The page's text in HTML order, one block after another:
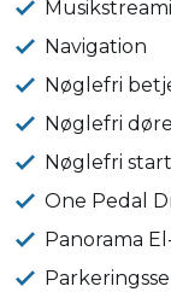
Navigation
Nøglefri
Nøglefri døre
Nøglefri start
One Pedal
Panorama